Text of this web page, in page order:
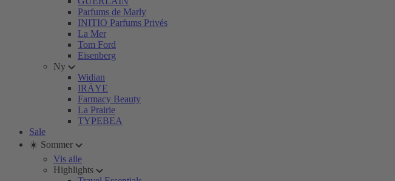
Parfums de Marly
INITIO Parfums Privés
La Mer
Tom Ford
Eisenberg
Ny
Widian
IRÄYE
Farmacy Beauty
La Prairie
TYPEBEA
Sale
☀️ Sommer
Vis alle
Highlights